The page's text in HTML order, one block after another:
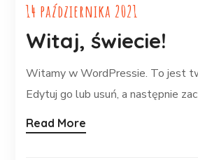
14 października 2021
Witaj, świecie!
Witamy w WordPressie. To jest
Edytuj go lub usuń, a następnie
Read More